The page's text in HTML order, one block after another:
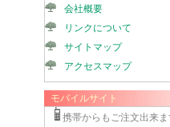
会社概要
リンクについて
サイトマップ
アクセスマップ
モバイルサイト
携帯からもご注文出来ま